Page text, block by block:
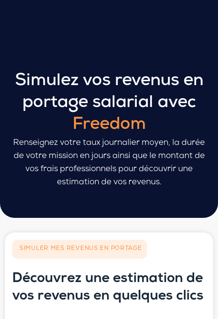
Simulez vos revenus en
portage salarial avec
Freedom
Renseignez votre taux journalier moyen, la durée
de votre mission en jours ainsi que le montant de
vos frais professionnels pour découvrir une
estimation de vos revenus.
SIMULER MES REVENUS EN PORTAGE
Découvrez une estimation de
vos revenus en quelques clics